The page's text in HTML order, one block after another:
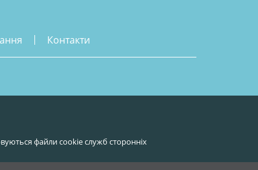
контакти
файли cookie служб сторонніх